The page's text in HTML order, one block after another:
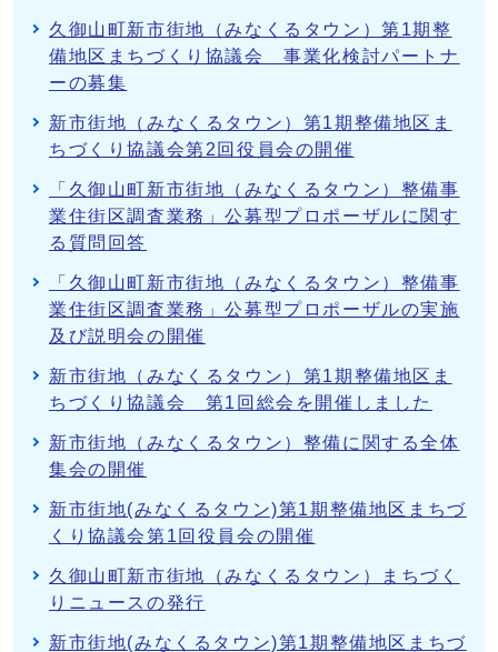
久御山町新市街地（みなくるタウン）第1期整
備地区まちづくり協議会 事業化検討パートナ
ーの募集
新市街地（みなくるタウン）第1期整備地区ま
ちづくり協議会第2回役員会の開催
「久御山町新市街地（みなくるタウン）整備事
業住街区調査業務」公募型プロポーザルに関す
る質問回答
「久御山町新市街地（みなくるタウン）整備事
業住街区調査業務」公募型プロポーザルの実施
及び説明会の開催
新市街地（みなくるタウン）第1期整備地区ま
ちづくり協議会 第1回総会を開催しました
新市街地（みなくるタウン）整備に関する全体
集会の開催
新市街地(みなくるタウン)第1期整備地区まちづ
くり協議会第1回役員会の開催
久御山町新市街地（みなくるタウン）まちづく
りニュースの発行
新市街地(みなくるタウン)第1期整備地区まちづ